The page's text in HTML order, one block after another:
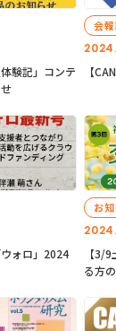
験記」コンテ
会
【
ォロ」2024
お
【3/
る方